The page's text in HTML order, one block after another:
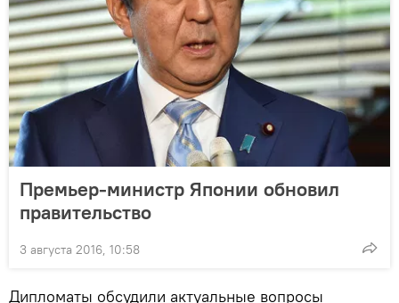
Премьер-министр Японии обновил
правительство
3 августа 2016, 10:58
Дипломаты обсудили актуальные вопросы